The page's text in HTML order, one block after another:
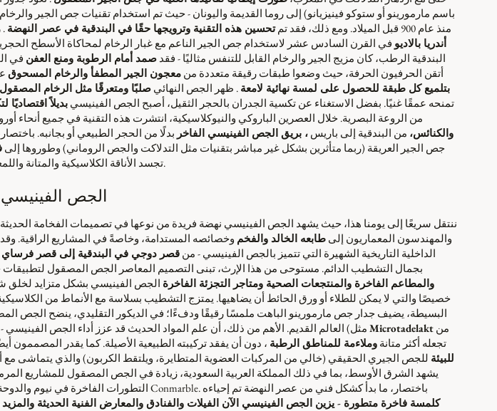
باسم مارمورينو أو ستوكو فينيزيانو) إلى روما القديمة واليونان - حيث تم استخدام تقنيات جص الجير
منذ عام 900 قبل الميلاد. ومع ذلك، فقد تم
تحسين هذه التقنية وترويجها حقًا في البندقية في عصر النهضة .
أندريا بالاديو في القرن السادس عشر لاستخدام جص الجير الناعم مع غبار الرخام لمحاكاة الأسطح
البندقية الرطب، كان مزيج الجير والرخام القابل للتنفس مثاليًا - فقد صمد أمام الرطوبة ومنع العفن في
أتقن الحرفيون الحرفة، حيث وضعوا طبقات رقيقة متعددة من معجون الجير المطفأ والرخام المسحوق
بتلميع كل طبقة للحصول على لمسة نهائية لامعة . ظهر الجص النهائي صلبًا ومتعرقًا مثل الرخام المصقول
تمنحه عمقًا غنيًا. بفضل الاستغناء عن تكسية الجدران بالحجر الثقيل، أصبح الجص الفينيسي بديلاً اقتصاديًا
من الروعة البصرية. خلال العصرين الباروكي والنيوكلاسيكية، انتشرت هذه التقنية في جميع أنحاء
والكنائس، من البندقية إلى باريس ، بريق الجص الفينيسي الفاخر بدلًا من الحجر الطبيعي أو بجانبه.
جص الجير العريقة (ربما متأثرين بشكل غير مباشر بتقنيات مثل التدلاكت والجص الروماني) وطوروها إلى
تجسد الأناقة الكلاسيكية والمتانة واللمعان الفريد للجير المصقول يدويًا.
الجص
ننتقل سريعًا إلى يومنا هذا، حيث يشهد الجص الفينيسي نهضة فريدة من نوعها في تصميمات الفخامة
والمهندسون المعماريون إلى طابعه الخالد والفخم وخصائصه المستدامة، وخاصةً في المشاريع الراقية.
الداخلية التاريخية الشهيرة التي تتميز بالجص الفينيسي - من قصر دوجي في البندقية إلى قصر فرساي
بجمال التشطيب الدائم. مستوحى من هذا الإرث، تبنى التصميم المعاصر الجص المصقول
والمطاعم الفاخرة والمنتجعات الصحية ومتاجر التجزئة الفاخرة الجص الفينيسي بشكل متزايد لخلق
خصيصًا والتي لا يمكن للطلاء أو ورق الحائط أن يضاهيها. يمتزج التشطيب بسلاسة مع الأنماط من الكلاسيكية
البسيطة، يضيف جدار جص مارمورينو الباهت ملمسًا رقيقًا ودفءًا؛ في الديكور التقليدي، ينضح الجص
العالم القديم. الأهم من ذلك، أن علم المواد الحديث قد عزز أداء الجص الفينيسي - فالمضافات والتركيبات الدقيقة (مثلMicrotadelakt
Conmarble) تجعله أكثر متانة وملاءمة للمناطق الرطبة ، دون أن يفقد تركيبته الطبيعية الأصيلة. كما يقدر المصممون
للبيئة للجص الجيري الحقيقي (خالي من المركبات العضوية المتطايرة، ويلتقط الكربون) والذي يتماشى مع
يشهد الشرق الأوسط، بما في ذلك المملكة العربية السعودية، زيادة في الجص المصقول للمشاريع
التطورات الفاخرة في نيوم والدوحة تشطيبات الجص الفينيسي من Conmarble. باختصار، ما بدأ كشكل فني من عصر النهضة تم إحياءه
كلمسة فاخرة متطورة - يزين الجص الفينيسي الآن الفيلات والفنادق والمعارض الفنية الحديثة والمزيد